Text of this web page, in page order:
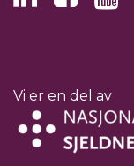
Vi er en del av